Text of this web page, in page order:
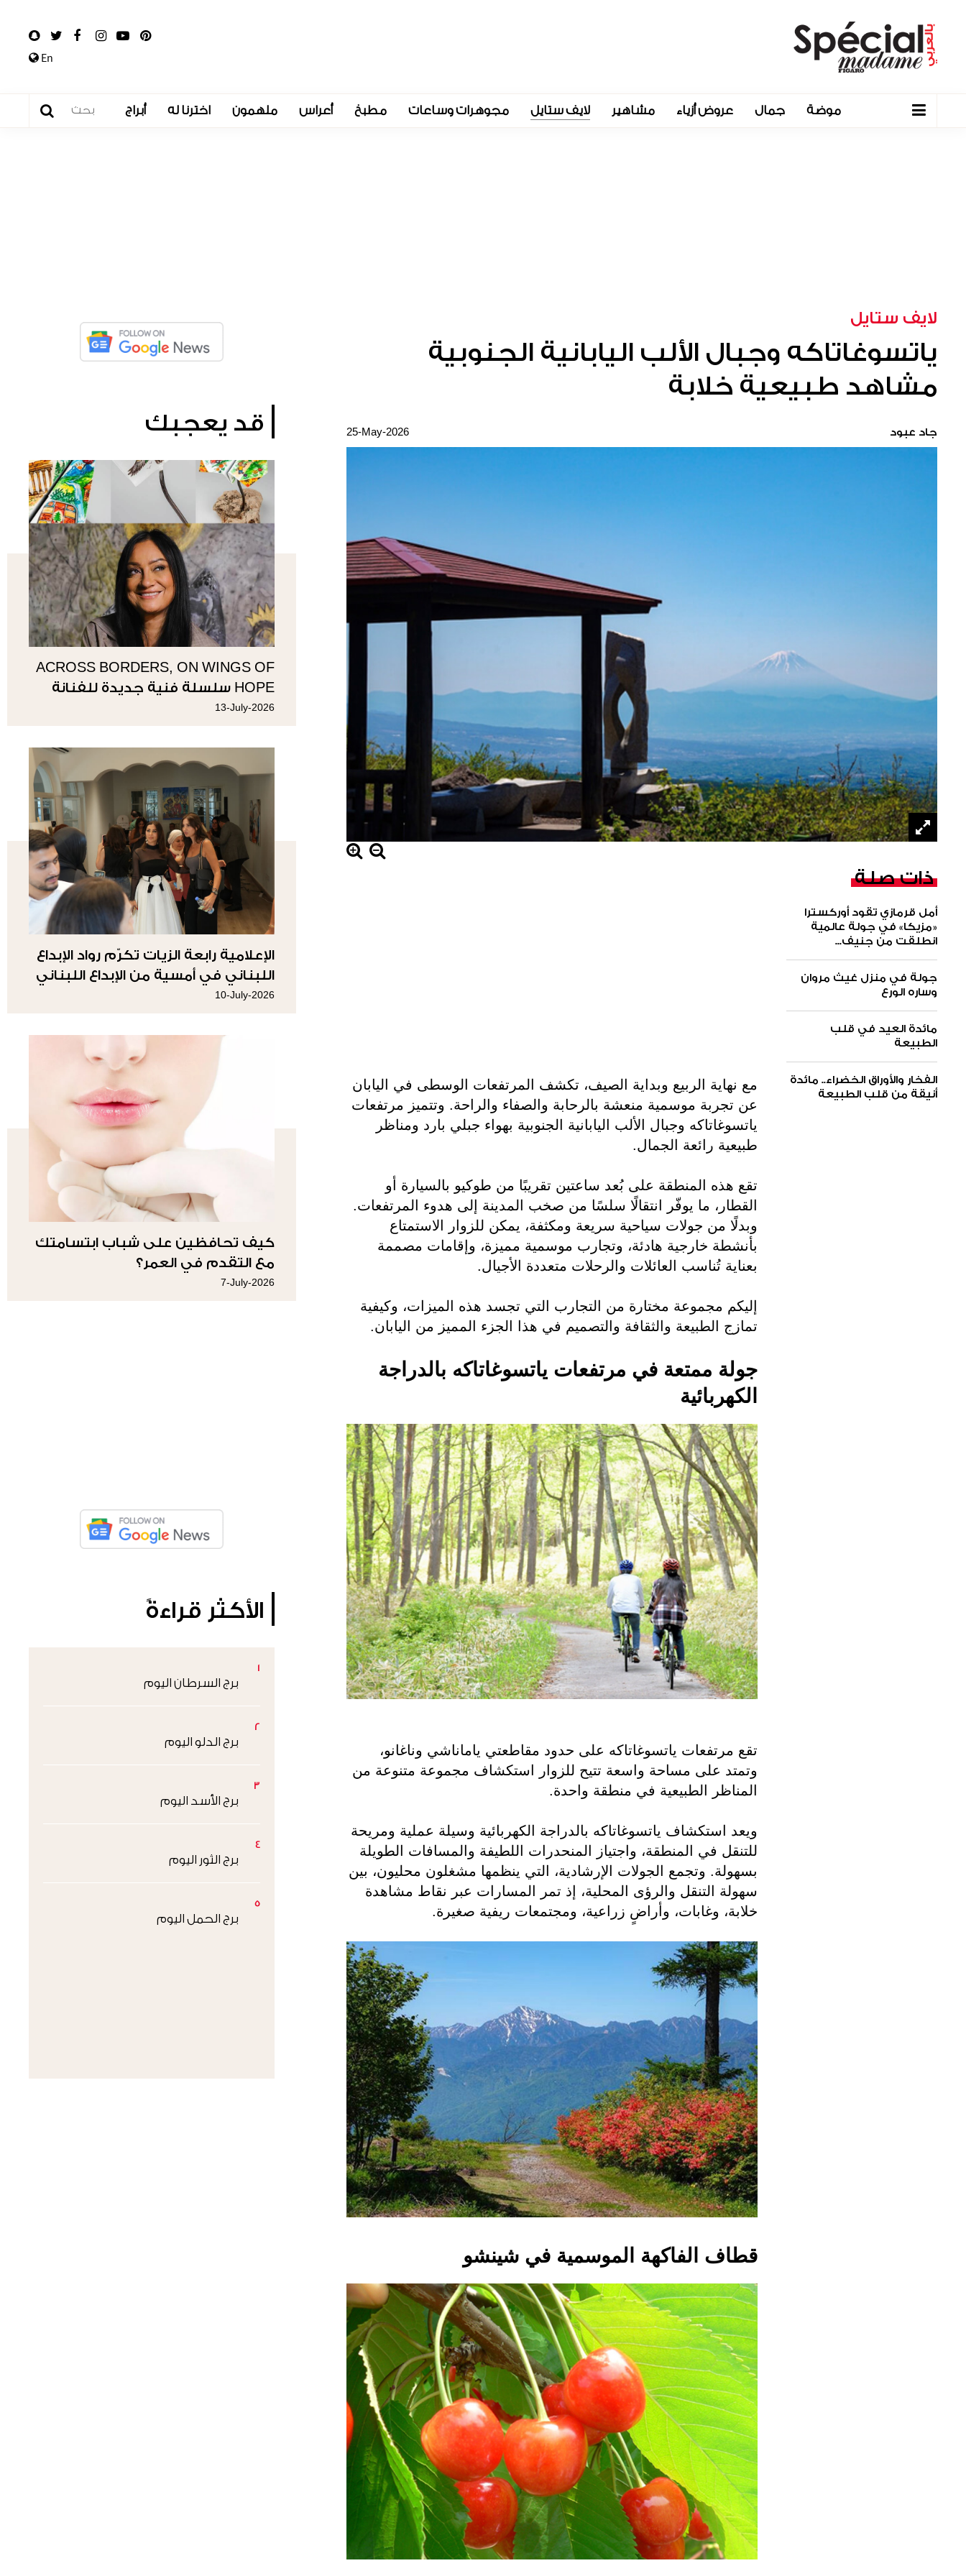
En
موضة جمال عروض أزياء مشاهير لايف ستايل مجوهرات وساعات مطبخ أعراس ملهمون اخترنا له أبراج
لايف ستايل
ياتسوغاتاكه وجبال الألب اليابانية الجنوبية
مشاهد طبيعية خلابة
جاد عبود 25-May-2026
ذات صلة
أمل قرمازي تقود أوركسترا
«مزيكا» في جولة عالمية
انطلقت من جنيف...
جولة في منزل غيث مروان
وساره الورع
مائدة العيد في قلب
الطبيعة
الفخار والأوراق الخضراء.. مائدة
أنيقة من قلب الطبيعة
مع نهاية الربيع وبداية الصيف، تكشف المرتفعات الوسطى في اليابان
عن تجربة موسمية منعشة بالرحابة والصفاء والراحة. وتتميز مرتفعات
ياتسوغاتاكه وجبال الألب اليابانية الجنوبية بهواء جبلي بارد ومناظر
طبيعية رائعة الجمال.
تقع هذه المنطقة على بُعد ساعتين تقريبًا من طوكيو بالسيارة أو
القطار، ما يوفّر انتقالًا سلسًا من صخب المدينة إلى هدوء المرتفعات.
وبدلًا من جولات سياحية سريعة ومكثفة، يمكن للزوار الاستمتاع
بأنشطة خارجية هادئة، وتجارب موسمية مميزة، وإقامات مصممة
بعناية تُناسب العائلات والرحلات متعددة الأجيال.
إليكم مجموعة مختارة من التجارب التي تجسد هذه الميزات، وكيفية
تمازج الطبيعة والثقافة والتصميم في هذا الجزء المميز من اليابان.
جولة ممتعة في مرتفعات ياتسوغاتاكه بالدراجة
الكهربائية
تقع مرتفعات ياتسوغاتاكه على حدود مقاطعتي ياماناشي وناغانو،
وتمتد على مساحة واسعة تتيح للزوار استكشاف مجموعة متنوعة من
المناظر الطبيعية في منطقة واحدة.
ويعد استكشاف ياتسوغاتاكه بالدراجة الكهربائية وسيلة عملية ومريحة
للتنقل في المنطقة، واجتياز المنحدرات اللطيفة والمسافات الطويلة
بسهولة. وتجمع الجولات الإرشادية، التي ينظمها مشغلون محليون، بين
سهولة التنقل والرؤى المحلية، إذ تمر المسارات عبر نقاط مشاهدة
خلابة، وغابات، وأراضٍ زراعية، ومجتمعات ريفية صغيرة.
قطاف الفاكهة الموسمية في شينشو
قد يعجبك
ACROSS BORDERS, ON WINGS OF
HOPE سلسلة فنية جديدة للفنانة
سوزي ناصيف
13-July-2026
الإعلامية رابعة الزيات تكرّم رواد الإبداع
اللبناني في أمسية من الإبداع اللبناني
10-July-2026
كيف تحافظين على شباب ابتسامتك
مع التقدم في العمر؟
7-July-2026
الأكثر قراءةً
1
برج السرطان اليوم
2
برج الدلو اليوم
3
برج الأسد اليوم
4
برج الثور اليوم
5
برج الحمل اليوم